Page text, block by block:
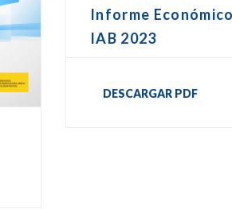
Informe
IAB 2023
DESCARGAR PDF